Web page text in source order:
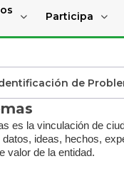
Participa
de
es la vinculación de
ideas, hechos,
valor de la entidad.